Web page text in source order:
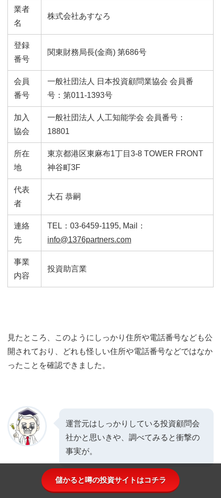
業者
名
株式会社あすなろ
登録
番号
関東財務局長(金商) 第686号
会員
番号
一般社団法人 日本投資顧問業協会 会員番
号：第011-1393号
加入
協会
一般社団法人 人工知能学会 会員番号：
18801
所在
地
東京都港区東麻布1丁目3-8 TOWER FRONT
神谷町3F
代表
者
大石 恭嗣
連絡
先
TEL：03-6459-1195, Mail：
info@1376partners.com
事業
内容
投資助言業
見たところ、このようにしっかり住所や電話番号なども公
開されており、どれも怪しい住所や電話番号などではなか
ったことを確認できました。
運営元はしっかりしている投資顧問会
社かと思いきや、調べてみると衝撃の
事実が。
儲かると噂の投資サイトはコチラ